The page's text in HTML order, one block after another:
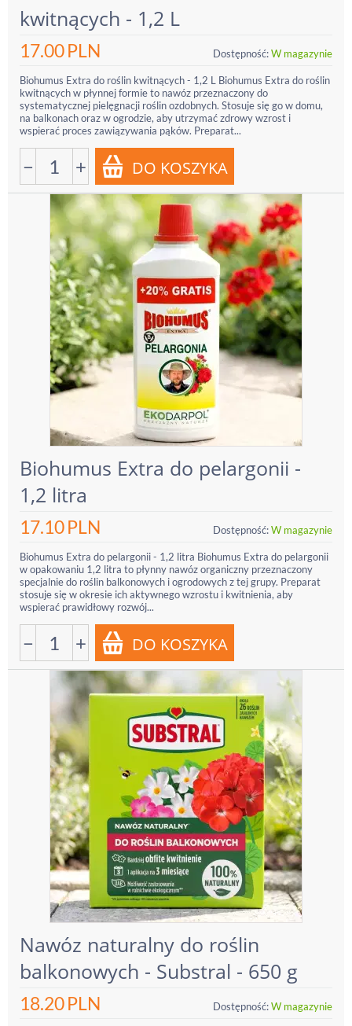
kwitnących - 1,2 L
17.00PLN Dostępność:W magazynie
Biohumus Extra do roślin kwitnących - 1,2 L Biohumus Extra do roślin
kwitnących w płynnej formie to nawóz przeznaczony do
systematycznej pielęgnacji roślin ozdobnych. Stosuje się go w domu,
na balkonach oraz w ogrodzie, aby utrzymać zdrowy wzrost i
wspierać proces zawiązywania pąków. Preparat...
− +
Biohumus Extra do pelargonii -
1,2 litra
17.10PLN Dostępność:W magazynie
Biohumus Extra do pelargonii - 1,2 litra Biohumus Extra do pelargonii
w opakowaniu 1,2 litra to płynny nawóz organiczny przeznaczony
specjalnie do roślin balkonowych i ogrodowych z tej grupy. Preparat
stosuje się w okresie ich aktywnego wzrostu i kwitnienia, aby
wspierać prawidłowy rozwój...
− +
Nawóz naturalny do roślin
balkonowych - Substral - 650 g
18.20PLN Dostępność:W magazynie